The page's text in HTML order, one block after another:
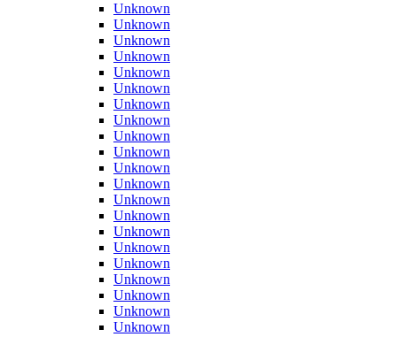
Unknown
Unknown
Unknown
Unknown
Unknown
Unknown
Unknown
Unknown
Unknown
Unknown
Unknown
Unknown
Unknown
Unknown
Unknown
Unknown
Unknown
Unknown
Unknown
Unknown
Unknown